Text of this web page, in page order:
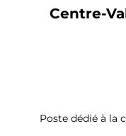
Centre-
Poste dédié à la